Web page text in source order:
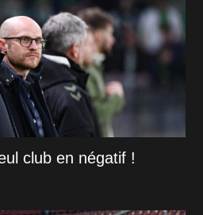
club en négatif !